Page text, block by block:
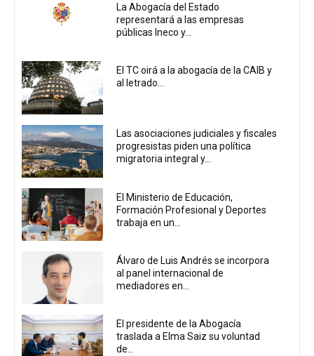
La Abogacía del Estado
representará a las empresas
públicas Ineco y...
El TC oirá a la abogacía de la CAIB y
al letrado...
Las asociaciones judiciales y fiscales
progresistas piden una política
migratoria integral y...
El Ministerio de Educación,
Formación Profesional y Deportes
trabaja en un...
Álvaro de Luis Andrés se incorpora
al panel internacional de
mediadores en...
El presidente de la Abogacía
traslada a Elma Saiz su voluntad
de...